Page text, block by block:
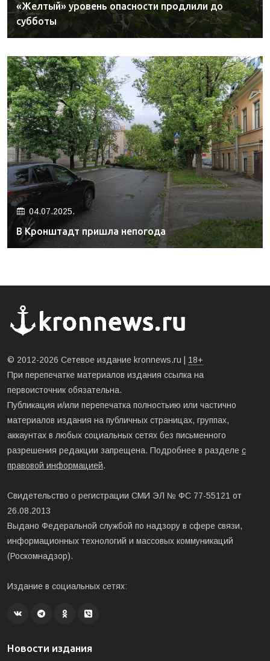
«Желтый» уровень опасности продлили до
субботы
04.07.2025.
В Кронштадт пришла непогода
© 2012-2026 Сетевое издание kronnews.ru | 18+
При перепечатке материалов издания ссылка на
первоисточник обязательна.
Публикация и/или перепечатка полностьию или частично
материалов издания на публичных страницах, группах,
аккаунтах в любых социальных сетях без письменного
разрешения редакции запрещена. Подробнее в разделе с
правовой информацией.
Свидетельство о регистрации СМИ ЭЛ № ФС 77-55121 от
26.08.2013
Выдано Федеральной службой по надзору в сфере связи,
информационных технологий и массовых коммуникаций
(Роскомнадзор).
Издание в социальных сетях:
Новости издания